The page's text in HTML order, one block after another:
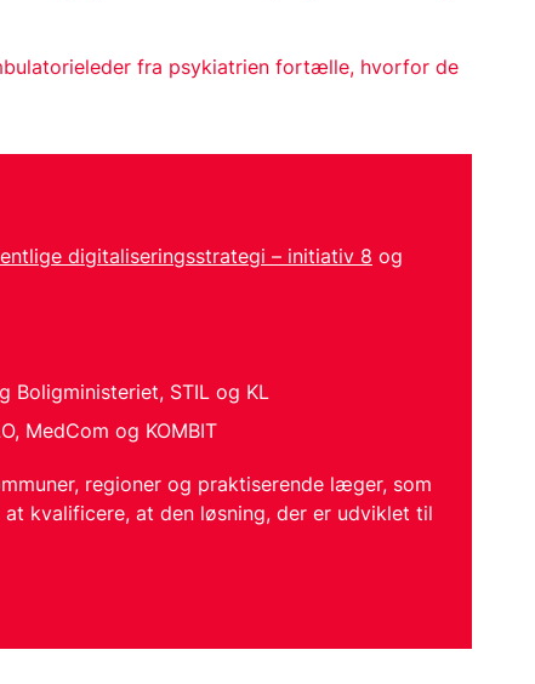
fra psykiatrien fortælle, hvorfor de
digitaliseringsstrategi – initiativ 8 og
Boligministeriet, STIL og KL
MedCom og KOMBIT
regioner og praktiserende læger, som
kvalificere, at den løsning, der er udviklet til